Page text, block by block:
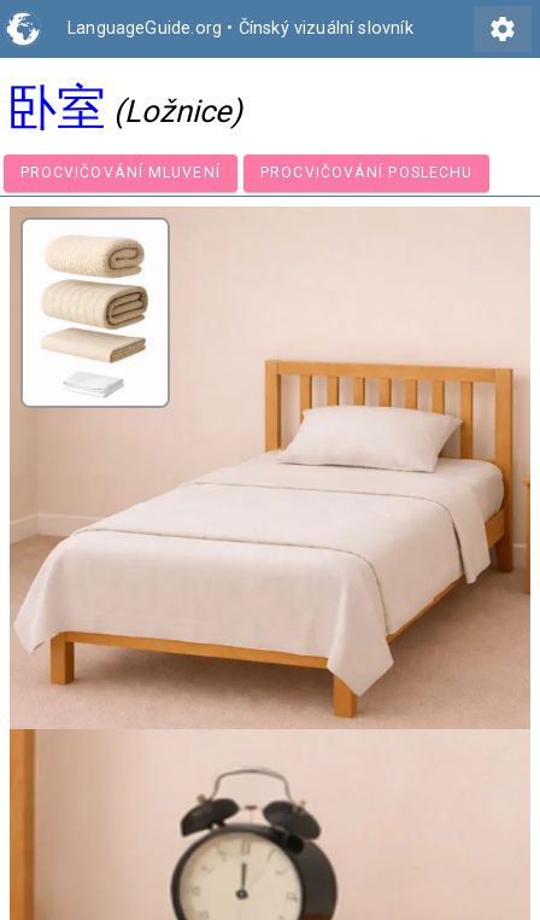
LanguageGuide.org • Čínský vizuální slovník settings
卧室 (Ložnice)
PROCVIČOVÁNÍ MLUVENÍ PROCVIČOVÁNÍ POSLECHU